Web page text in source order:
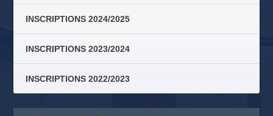
INSCRIPTIONS 2024/2025
INSCRIPTIONS 2023/2024
INSCRIPTIONS 2022/2023